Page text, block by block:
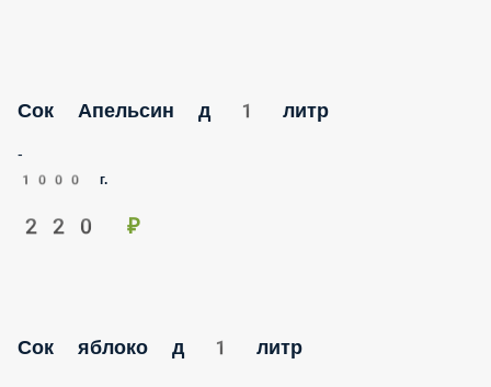
Сок Апельсин д 1 литр
1000 г.
220 ₽
Сок яблоко д 1 литр